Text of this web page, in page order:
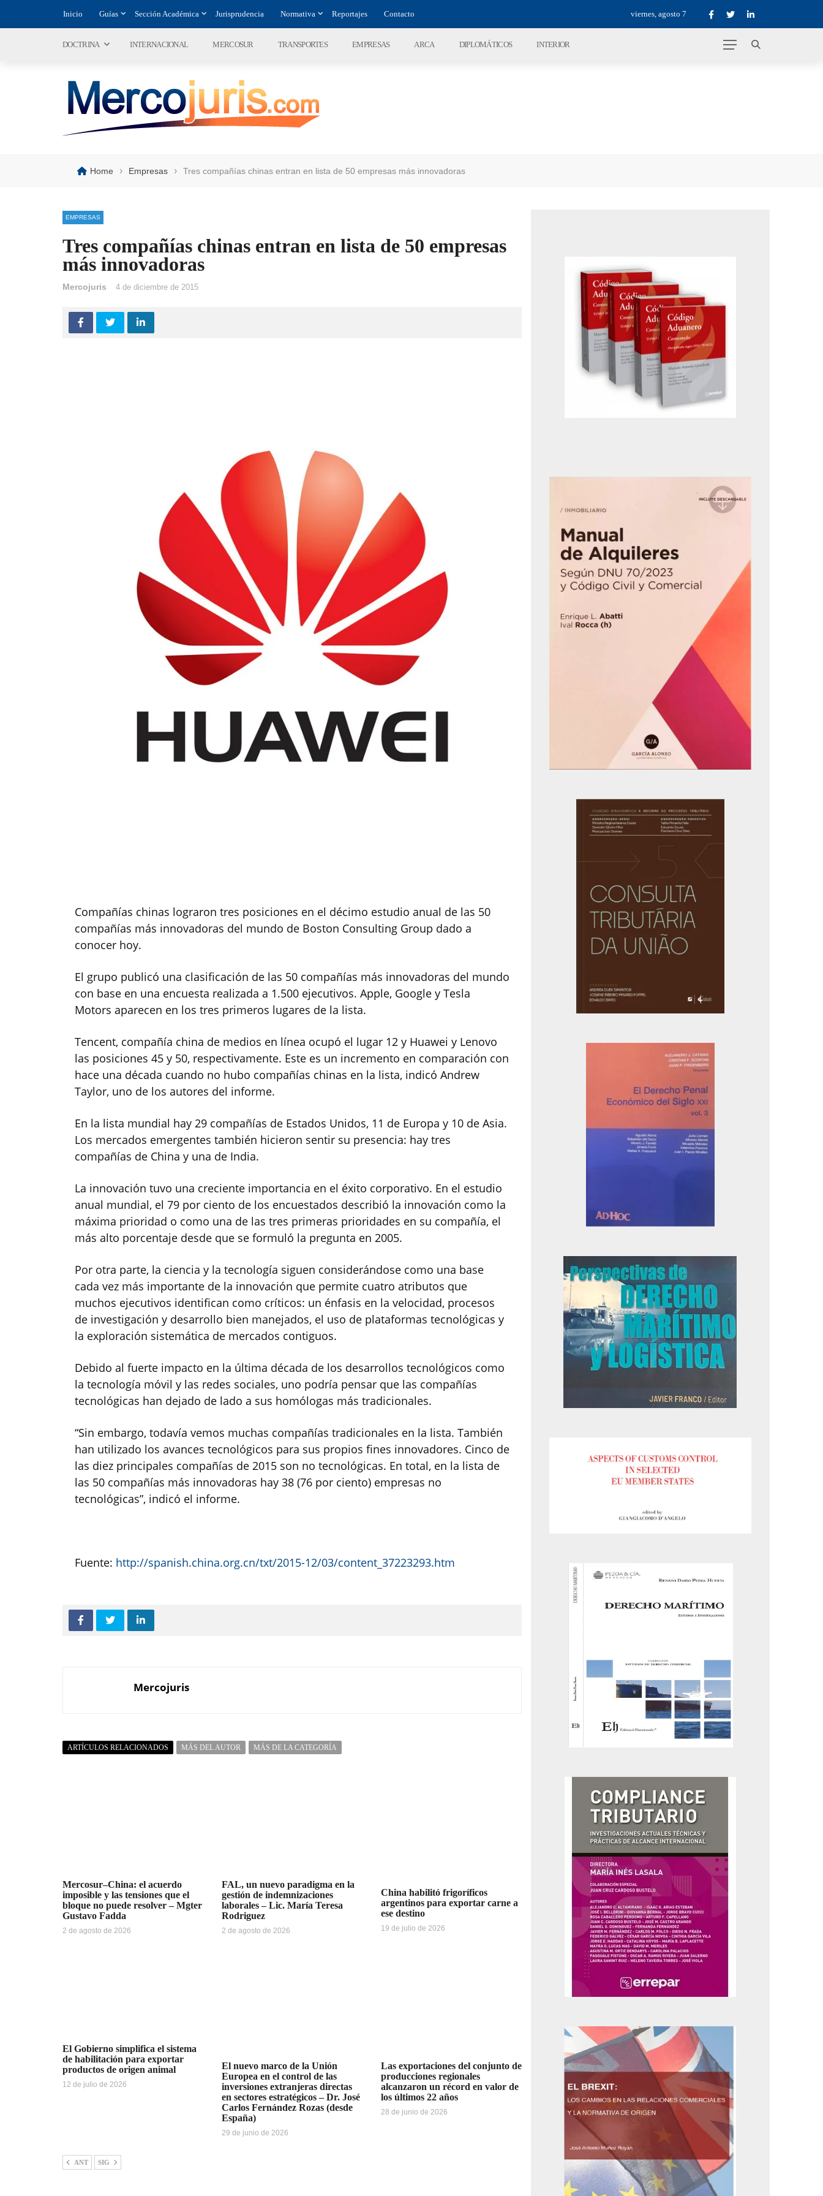
Inicio Guías Sección Académica Jurisprudencia Normativa Reportajes Contacto viernes, agosto 7
DOCTRINA INTERNACIONAL MERCOSUR TRANSPORTES EMPRESAS ARCA DIPLOMÁTICOS INTERIOR
Home › Empresas › Tres compañías chinas entran en lista de 50 empresas más innovadoras
EMPRESAS
Tres compañías chinas entran en lista de 50 empresas
más innovadoras
Mercojuris 4 de diciembre de 2015
Compañías chinas lograron tres posiciones en el décimo estudio anual de las 50
compañías más innovadoras del mundo de Boston Consulting Group dado a
conocer hoy.
El grupo publicó una clasificación de las 50 compañías más innovadoras del mundo
con base en una encuesta realizada a 1.500 ejecutivos. Apple, Google y Tesla
Motors aparecen en los tres primeros lugares de la lista.
Tencent, compañía china de medios en línea ocupó el lugar 12 y Huawei y Lenovo
las posiciones 45 y 50, respectivamente. Este es un incremento en comparación con
hace una década cuando no hubo compañías chinas en la lista, indicó Andrew
Taylor, uno de los autores del informe.
En la lista mundial hay 29 compañías de Estados Unidos, 11 de Europa y 10 de Asia.
Los mercados emergentes también hicieron sentir su presencia: hay tres
compañías de China y una de India.
La innovación tuvo una creciente importancia en el éxito corporativo. En el estudio
anual mundial, el 79 por ciento de los encuestados describió la innovación como la
máxima prioridad o como una de las tres primeras prioridades en su compañía, el
más alto porcentaje desde que se formuló la pregunta en 2005.
Por otra parte, la ciencia y la tecnología siguen considerándose como una base
cada vez más importante de la innovación que permite cuatro atributos que
muchos ejecutivos identifican como críticos: un énfasis en la velocidad, procesos
de investigación y desarrollo bien manejados, el uso de plataformas tecnológicas y
la exploración sistemática de mercados contiguos.
Debido al fuerte impacto en la última década de los desarrollos tecnológicos como
la tecnología móvil y las redes sociales, uno podría pensar que las compañías
tecnológicas han dejado de lado a sus homólogas más tradicionales.
“Sin embargo, todavía vemos muchas compañías tradicionales en la lista. También
han utilizado los avances tecnológicos para sus propios fines innovadores. Cinco de
las diez principales compañías de 2015 son no tecnológicas. En total, en la lista de
las 50 compañías más innovadoras hay 38 (76 por ciento) empresas no
tecnológicas”, indicó el informe.
Fuente: http://spanish.china.org.cn/txt/2015-12/03/content_37223293.htm
Mercojuris
ARTÍCULOS RELACIONADOS MÁS DEL AUTOR MÁS DE LA CATEGORÍA
Mercosur–China: el acuerdo
imposible y las tensiones que el
bloque no puede resolver – Mgter
Gustavo Fadda
2 de agosto de 2026
FAL, un nuevo paradigma en la
gestión de indemnizaciones
laborales – Lic. María Teresa
Rodriguez
2 de agosto de 2026
China habilitó frigoríficos
argentinos para exportar carne a
ese destino
19 de julio de 2026
El Gobierno simplifica el sistema
de habilitación para exportar
productos de origen animal
12 de julio de 2026
El nuevo marco de la Unión
Europea en el control de las
inversiones extranjeras directas
en sectores estratégicos – Dr. José
Carlos Fernández Rozas (desde
España)
29 de junio de 2026
Las exportaciones del conjunto de
producciones regionales
alcanzaron un récord en valor de
los últimos 22 años
28 de junio de 2026
ANT SIG